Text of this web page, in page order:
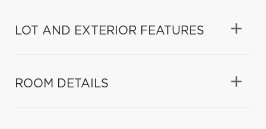
LOT AND EXTERIOR FEATURES
ROOM DETAILS